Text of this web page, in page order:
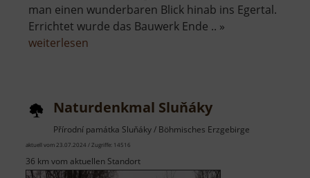
man einen wunderbaren Blick hinab ins Egertal.
Errichtet wurde das Bauwerk Ende .. »
weiterlesen
Naturdenkmal Sluňáky
Přírodní památka Sluňáky / Böhmisches Erzgebirge
aktuell vom 23.07.2024 / Zugriffe: 14516
36 km vom aktuellen Standort